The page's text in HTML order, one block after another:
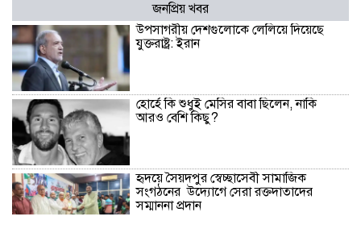
জনপ্রিয় খবর
উপসাগরীয় দেশগুলোকে লেলিয়ে দিয়েছে
যুক্তরাষ্ট্র: ইরান
হোর্হে কি শুধুই মেসির বাবা ছিলেন, নাকি
আরও বেশি কিছু?
হৃদয়ে সৈয়দপুর স্বেচ্ছাসেবী সামাজিক
সংগঠনের উদ্যোগে সেরা রক্তদাতাদের
সম্মাননা প্রদান